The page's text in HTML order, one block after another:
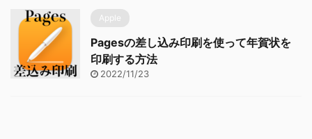
Apple
Pagesの差し込み印刷を使って年賀状を
印刷する方法
2022/11/23